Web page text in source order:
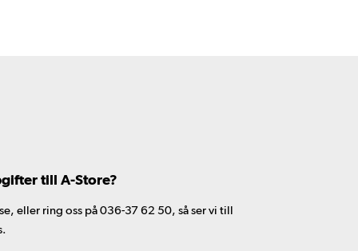
till A-Store?
eller ring oss på 036-37 62 50, så ser vi till